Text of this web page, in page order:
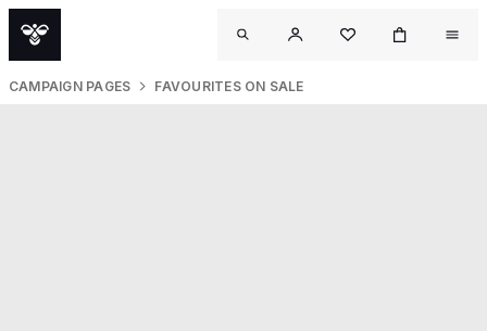
CAMPAIGN PAGES FAVOURITES ON SALE